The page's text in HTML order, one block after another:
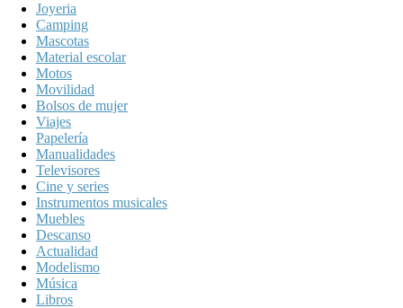
Joyeria
Camping
Mascotas
Material escolar
Motos
Movilidad
Bolsos de mujer
Viajes
Papelería
Manualidades
Televisores
Cine y series
Instrumentos musicales
Muebles
Descanso
Actualidad
Modelismo
Música
Libros